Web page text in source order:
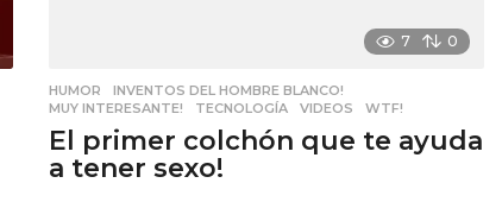
7 0
HUMOR ,INVENTOS DEL HOMBRE BLANCO!
MUY INTERESANTE!
,TECNOLOGÍA ,VIDEOS ,WTF!
El primer colchón que te ayuda
a tener sexo!